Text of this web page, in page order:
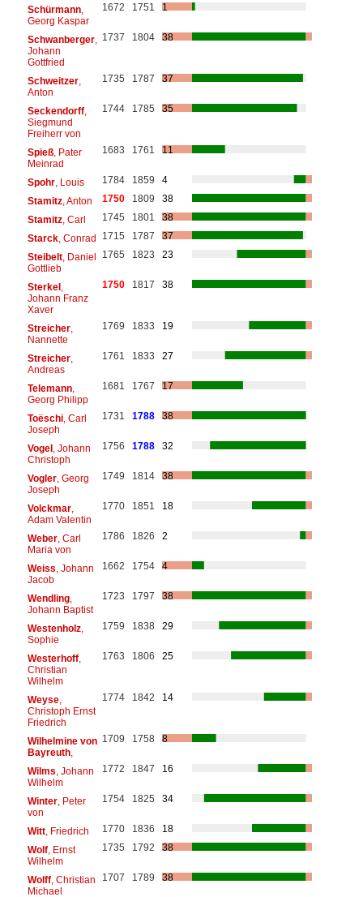
Schürmann,
Georg Kaspar
1672 1751 1
Schwanberger,
Johann
Gottfried
1737 1804 38
Schweitzer,
Anton
1735 1787 37
Seckendorff,
Siegmund
Freiherr von
1744 1785 35
Spieß, Pater
Meinrad
1683 1761 11
Spohr, Louis 1784 1859
4
Stamitz, Anton 1750 1809
38
Stamitz, Carl 1745 1801
38
Starck, Conrad 1715 1787
37
Steibelt, Daniel
Gottlieb
1765 1823 23
Sterkel,
Johann Franz
Xaver
1750 1817 38
Streicher,
Nannette
1769 1833 19
Streicher,
Andreas
1761 1833 27
Telemann,
Georg Philipp
1681 1767 17
Toëschi, Carl
Joseph
1731 1788 38
Vogel, Johann
Christoph
1756 1788 32
Vogler, Georg
Joseph
1749 1814 38
Volckmar,
Adam Valentin
1770 1851 18
Weber, Carl
Maria von
1786 1826 2
Weiss , Johann
Jacob
1662 1754 4
Wendling,
Johann Baptist
1723 1797 38
Westenholz,
Sophie
1759 1838 29
Westerhoff,
Christian
Wilhelm
1763 1806 25
Weyse,
Christoph Ernst
Friedrich
1774 1842 14
Wilhelmine von
Bayreuth,
1709 1758 8
Wilms , Johann
Wilhelm
1772 1847 16
Winter, Peter
von
1754 1825 34
Witt, Friedrich 1770 1836
18
Wolf, Ernst
Wilhelm
1735 1792 38
Wolff, Christian
Michael
1707 1789 38